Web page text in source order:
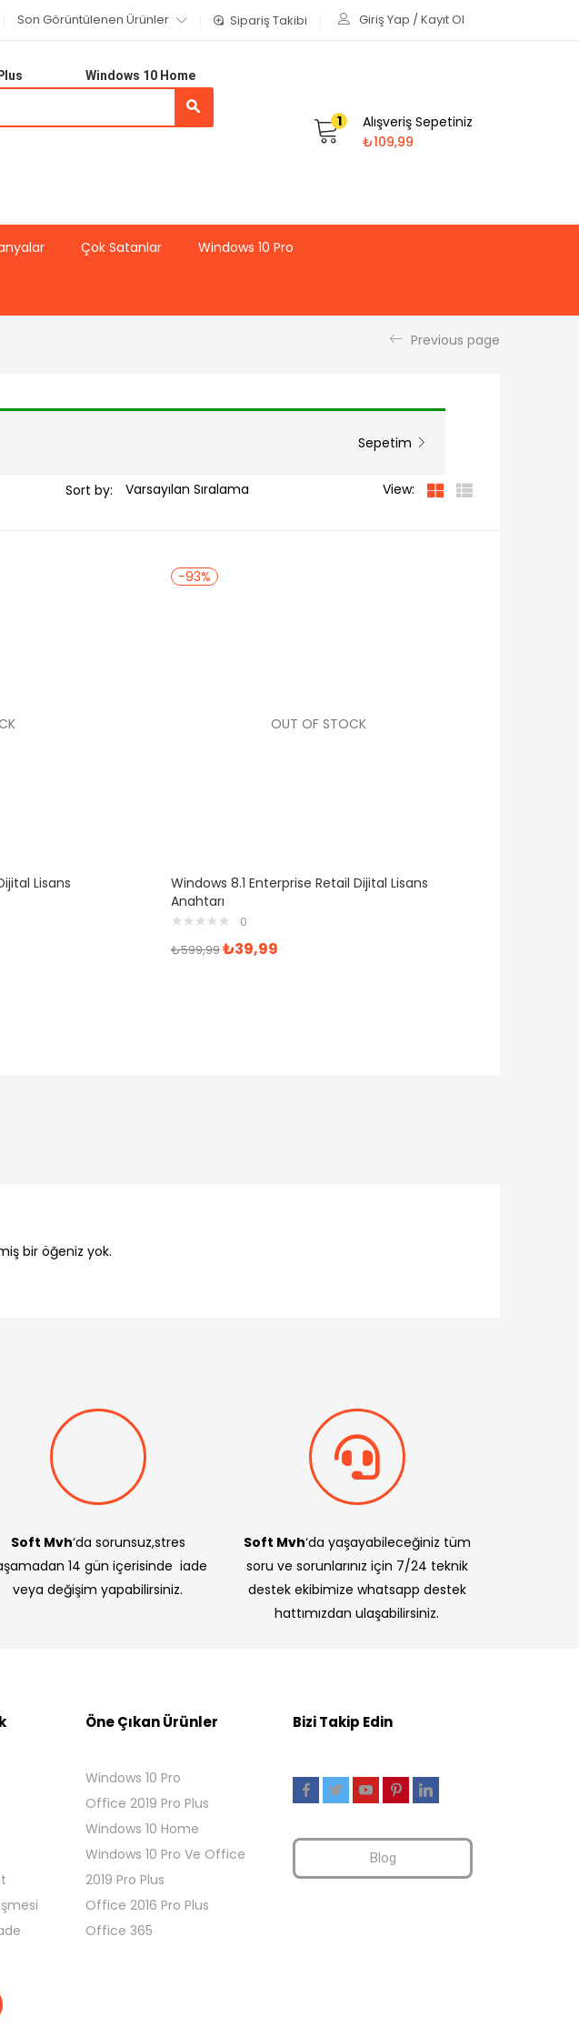
Son Görüntülenen Ürünler Sipariş Takibi Giriş Yap / Kayıt Ol
Windows 10 Home
1
Alışveriş Sepetiniz
₺109,99
Çok Satanlar Windows 10 Pro
Previous page
Sepetim
Sort by: View:
Lisans
-93%
OUT OF STOCK
Windows 8.1 Enterprise Retail Dijital Lisans
Anahtarı
0
₺599,99₺39,99
bir öğeniz yok.
Soft Mvh‘da sorunsuz,stres
14 gün içerisinde iade
veya değişim yapabilirsiniz.
Soft Mvh‘da yaşayabileceğiniz tüm
soru ve sorunlarınız için 7/24 teknik
destek ekibimize whatsapp destek
hattımızdan ulaşabilirsiniz.
Öne Çıkan Ürünler
Windows 10 Pro
Office 2019 Pro Plus
Windows 10 Home
Windows 10 Pro Ve Office
2019 Pro Plus
Office 2016 Pro Plus
Office 365
Bizi Takip Edin
Blog